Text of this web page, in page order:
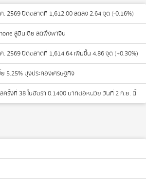
2569 ปิดตลาดที่ 1,612.00 ลดลง 2.64 จุด (-0.16%)
สู่อินเดีย ลดพึ่งพาจีน
2569 ปิดตลาดที่ 1,614.64 เพิ่มขึ้น 4.86 จุด (+0.30%)
5.25% มุ่งประคองเศรษฐกิจ
ครั้งที่ 38 ในอัตรา 0.1400 บาทต่อหน่วย วันที่ 2 ก.ย. นี้